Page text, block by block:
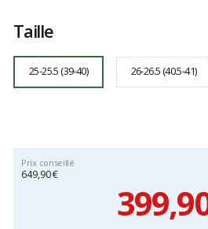
25.5
clients
Taille
25-25.5 (39-40) 26-26.5 (40.5-41)
Prix conseillé
649,90 €